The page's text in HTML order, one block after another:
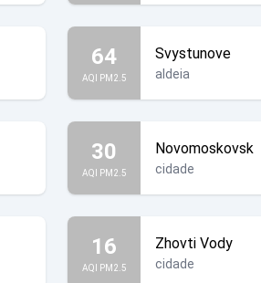
64
AQI PM2.5
Svystunove
aldeia
30
AQI PM2.5
Novomoskovsk
cidade
16
AQI PM2.5
Zhovti Vody
cidade